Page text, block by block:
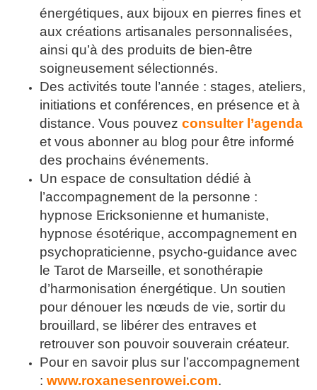
énergétiques, aux bijoux en pierres fines et
aux créations artisanales personnalisées,
ainsi qu’à des produits de bien-être
soigneusement sélectionnés.
Des activités toute l’année : stages, ateliers,
initiations et conférences, en présence et à
distance. Vous pouvez consulter l’agenda
et vous abonner au blog pour être informé
des prochains événements.
Un espace de consultation dédié à
l’accompagnement de la personne :
hypnose Ericksonienne et humaniste,
hypnose ésotérique, accompagnement en
psychopraticienne, psycho-guidance avec
le Tarot de Marseille, et sonothérapie
d’harmonisation énergétique. Un soutien
pour dénouer les nœuds de vie, sortir du
brouillard, se libérer des entraves et
retrouver son pouvoir souverain créateur.
Pour en savoir plus sur l’accompagnement
: www.roxanesenrowei.com.